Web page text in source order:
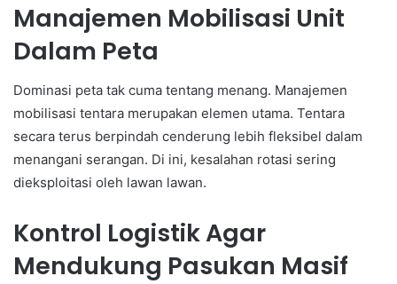
Manajemen Mobilisasi Unit
Dalam Peta
Dominasi peta tak cuma tentang menang. Manajemen
mobilisasi tentara merupakan elemen utama. Tentara
secara terus berpindah cenderung lebih fleksibel dalam
menangani serangan. Di ini, kesalahan rotasi sering
dieksploitasi oleh lawan lawan.
Kontrol Logistik Agar
Mendukung Pasukan Masif